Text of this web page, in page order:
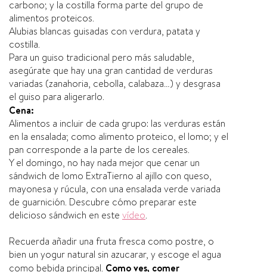
carbono; y la costilla forma parte del grupo de
alimentos proteicos.
Alubias blancas guisadas con verdura, patata y
costilla.
Para un guiso tradicional pero más saludable,
asegúrate que hay una gran cantidad de verduras
variadas (zanahoria, cebolla, calabaza…) y desgrasa
el guiso para aligerarlo.
Cena:
Alimentos a incluir de cada grupo: las verduras están
en la ensalada; como alimento proteico, el lomo; y el
pan corresponde a la parte de los cereales.
Y el domingo, no hay nada mejor que cenar un
sándwich de lomo ExtraTierno al ajillo con queso,
mayonesa y rúcula, con una ensalada verde variada
de guarnición. Descubre cómo preparar este
delicioso sándwich en este vídeo.
Recuerda añadir una fruta fresca como postre, o
bien un yogur natural sin azucarar, y escoge el agua
como bebida principal. Como ves, comer